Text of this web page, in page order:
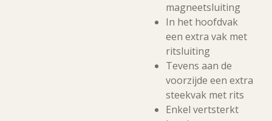
magneetsluiting
In het hoofdvak
een extra vak met
ritsluiting
Tevens aan de
voorzijde een extra
steekvak met rits
Enkel vertsterkt